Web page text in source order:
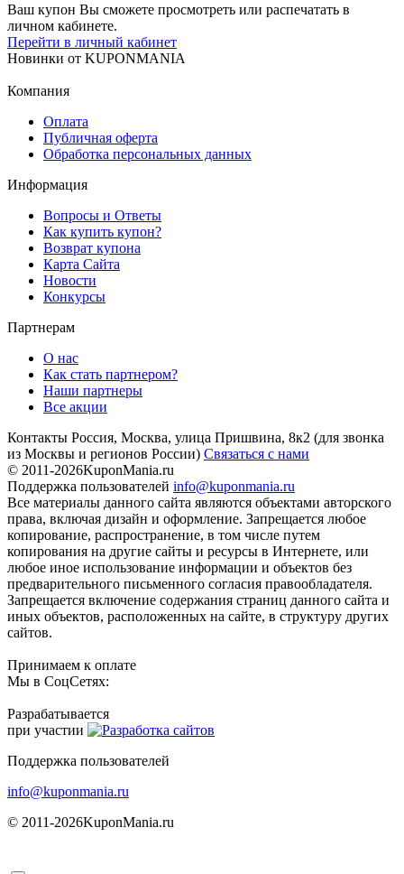
Ваш купон Вы сможете просмотреть или распечатать в
личном кабинете.
Перейти в личный кабинет
Новинки от KUPONMANIA
Компания
Оплата
Публичная оферта
Обработка персональных данных
Информация
Вопросы и Ответы
Как купить купон?
Возврат купона
Карта Сайта
Новости
Конкурсы
Партнерам
О нас
Как стать партнером?
Наши партнеры
Все акции
Контакты Россия, Москва, улица Пришвина, 8к2 (для звонка
из Москвы и регионов России) Связаться с нами
© 2011-2026KuponMania.ru
Поддержка пользователей info@kuponmania.ru
Все материалы данного сайта являются объектами авторского
права, включая дизайн и оформление. Запрещается любое
копирование, распространение, в том числе путем
копирования на другие сайты и ресурсы в Интернете, или
любое иное использование информации и объектов без
предварительного письменного согласия правообладателя.
Запрещается включение содержания страниц данного сайта и
иных объектов, расположенных на сайте, в структуру других
сайтов.
Принимаем к оплате
Мы в СоцСетях:
Разрабатывается
при участии
Поддержка пользователей
info@kuponmania.ru
© 2011-2026KuponMania.ru